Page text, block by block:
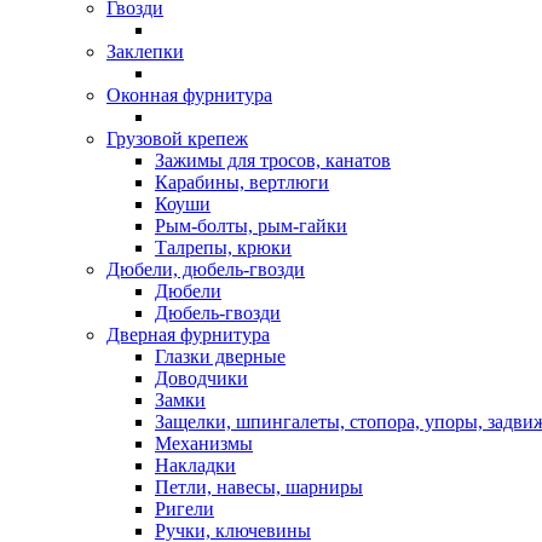
Гвозди
Заклепки
Оконная фурнитура
Грузовой крепеж
Зажимы для тросов, канатов
Карабины, вертлюги
Коуши
Рым-болты, рым-гайки
Талрепы, крюки
Дюбели, дюбель-гвозди
Дюбели
Дюбель-гвозди
Дверная фурнитура
Глазки дверные
Доводчики
Замки
Защелки, шпингалеты, стопора, упоры,
Механизмы
Накладки
Петли, навесы, шарниры
Ригели
Ручки, ключевины